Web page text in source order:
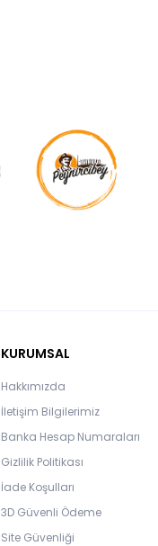
KURUMSAL
Hakkımızda
İletişim Bilgilerimiz
Banka Hesap Numaraları
Gizlilik Politikası
İade Koşulları
3D Güvenli Ödeme
Site Güvenliği